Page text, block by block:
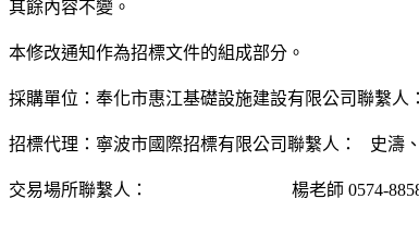
其餘內容不變。
本修改通知作為招標文件的組成部分。
採購單位：奉化市惠江基礎設施建設有限公司聯繫人
招標代理：寧波市國際招標有限公司聯繫人： 史濤
交易場所聯繫人： 楊老師 0574-